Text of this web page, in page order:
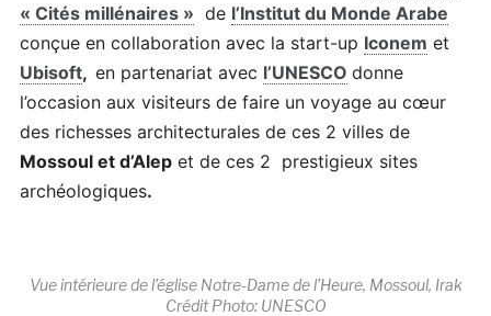
« Cités millénaires » de l’Institut du Monde Arabe
conçue en collaboration avec la start-up Iconem et
Ubisoft, en partenariat avec l’UNESCO donne
l’occasion aux visiteurs de faire un voyage au cœur
des richesses architecturales de ces 2 villes de
Mossoul et d’Alepet de ces 2 prestigieux sites
archéologiques.
Vue intérieure de l’église Notre-Dame de l’Heure, Mossoul, Irak
Crédit Photo: UNESCO